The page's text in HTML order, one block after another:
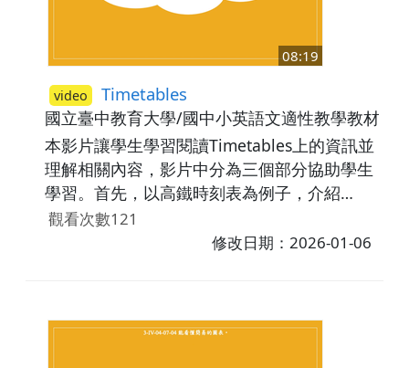
08:19
video Timetables
國立臺中教育大學/國中小英語文適性教學教材研
本影片讓學生學習閱讀Timetables上的資訊並
理解相關內容，影片中分為三個部分協助學生
學習。首先，以高鐵時刻表為例子，介紹
timetables(時刻表)的功用及內容包含：出發
地及目的地(Where)、今日時刻(When)、出發
讓學生應用所學內容。
觀看次數121
修改日期：2026-01-06